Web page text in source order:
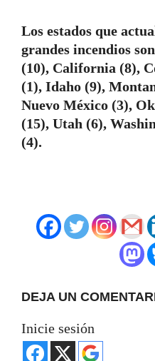
Los estados que
grandes incendios
(10), California (8),
(1), Idaho (9),
Nuevo México (3),
(15), Utah (6),
(4).
DEJA UN
Inicie sesión